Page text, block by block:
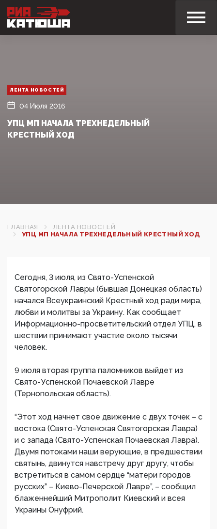
ЛЕНТА НОВОСТЕЙ
04 Июля 2016
УПЦ МП НАЧАЛА ТРЕХНЕДЕЛЬНЫЙ
КРЕСТНЫЙ ХОД
ГЛАВНАЯ
ЛЕНТА НОВОСТЕЙ
УПЦ МП НАЧАЛА ТРЕХНЕДЕЛЬНЫЙ КРЕСТНЫЙ ХОД
Сегодня, 3 июля, из Свято-Успенской
Святогорской Лавры (бывшая Донецкая область)
начался Всеукраинский Крестный ход ради мира,
любви и молитвы за Украину. Как сообщает
Информационно-просветительский отдел УПЦ, в
шествии принимают участие около тысячи
человек.
9 июля вторая группа паломников выйдет из
Свято-Успенской Почаевской Лавре
(Тернопольская область).
“Этот ход начнет свое движение с двух точек – с
востока (Свято-Успенская Святогорская Лавра)
и с запада (Свято-Успенская Почаевская Лавра).
Двумя потоками наши верующие, в предшествии
святынь, двинутся навстречу друг другу, чтобы
встретиться в самом сердце “матери городов
русских” – Киево-Печерской Лавре”, – сообщил
блаженнейший Митрополит Киевский и всея
Украины Онуфрий.